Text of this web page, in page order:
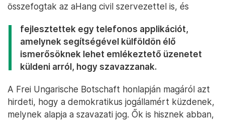
összefogtak az aHang civil szervezettel is, és
fejlesztettek egy telefonos applikációt,
amelynek segítségével külföldön élő
ismerősöknek lehet emlékeztető üzenetet
küldeni arról, hogy szavazzanak.
A Frei Ungarische Botschaft honlapján magáról azt
hirdeti, hogy a demokratikus jogállamért küzdenek,
melynek alapja a szavazati jog. Ők is hisznek abban,